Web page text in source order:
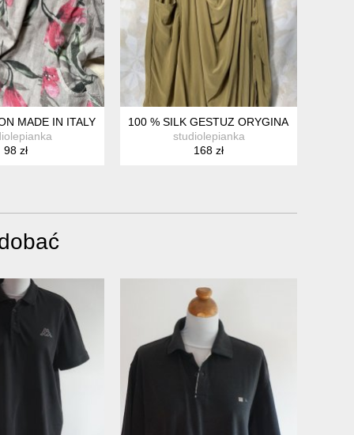
SUKIENKA NARZUTKA
MADE IN ITALY EFEKTOWNA ASYMETRYCZNA BAWEŁNIANA
98 zł
100 % SILK GESTUZ ORYGINALNA
studiolepianka
168 zł